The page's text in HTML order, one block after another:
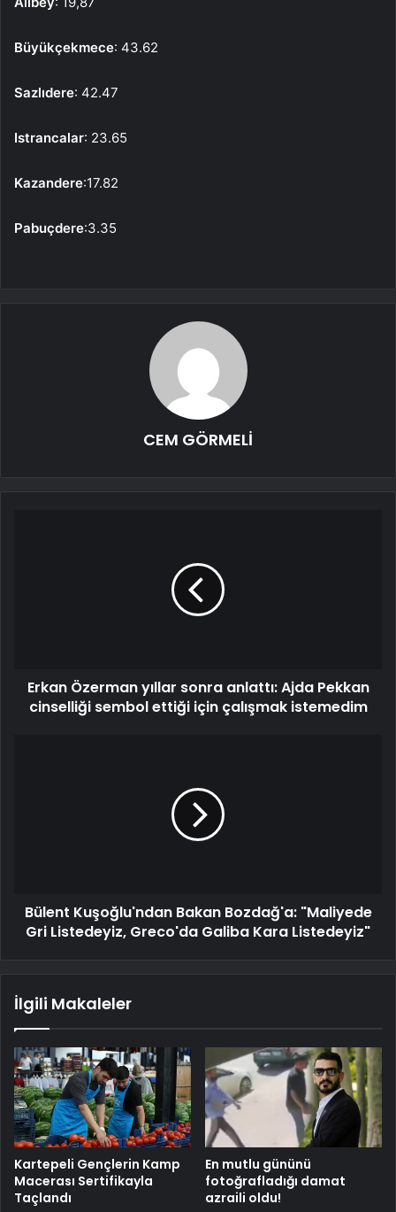
Büyükçekmece: 43.62
Sazlıdere: 42.47
Istrancalar: 23.65
Kazandere:17.82
Pabuçdere:3.35
CEM GÖRMELİ
Erkan Özerman yıllar sonra anlattı: Ajda Pekkan
cinselliği sembol ettiği için çalışmak istemedim
Bülent Kuşoğlu'ndan Bakan Bozdağ'a: "Maliyede
Gri Listedeyiz, Greco'da Galiba Kara Listedeyiz"
İlgili Makaleler
Kartepeli Gençlerin Kamp
Macerası Sertifikayla
Taçlandı
En mutlu gününü
fotoğrafladığı damat
azraili oldu!